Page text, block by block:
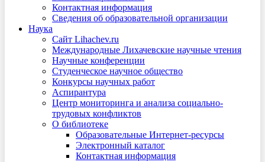
Контактная информация
Сведения об образовательной организации
Наука
Сайт Lihachev.ru
Международные Лихачевские научные чтения
Научные конференции
Студенческое научное общество
Конкурсы научных работ
Аспирантура
Центр мониторинга и анализа социально-
трудовых конфликтов
О библиотеке
Образовательные Интернет-ресурсы
Электронный каталог
Контактная информация